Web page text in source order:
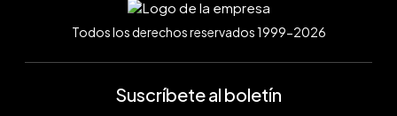
Todos los derechos reservados 1999-2026
Suscríbete al boletín